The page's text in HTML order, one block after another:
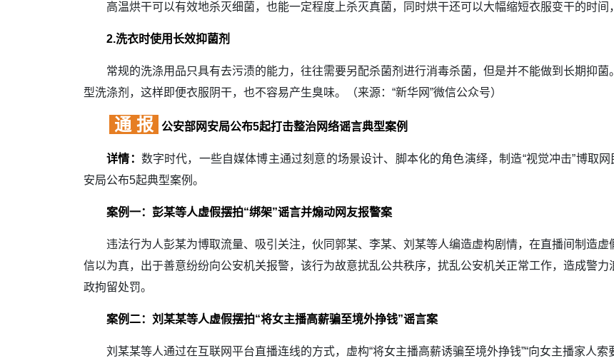
高温烘干可以有效地杀灭细菌，也能一定程度上杀灭真菌，同时烘干还可以大幅缩短衣服变干的时间
2.洗衣时使用长效抑菌剂
常规的洗涤用品只具有去污渍的能力，往往需要另配杀菌剂进行消毒杀菌，但是并不能做到长期抑菌
型洗涤剂，这样即便衣服阴干，也不容易产生臭味。（来源：“新华网”微信公众号）
通 报 公安部网安局公布5起打击整治网络谣言典型案例
详情： 数字时代，一些自媒体博主通过刻意的场景设计、脚本化的角色演绎，制造“视觉冲击”博取
安局公布5起典型案例。
案例一：彭某等人虚假摆拍“绑架”谣言并煽动网友报警案
违法行为人彭某为博取流量、吸引关注，伙同郭某、李某、刘某等人编造虚构剧情，在直播间制造虚
信以为真，出于善意纷纷向公安机关报警，该行为故意扰乱公共秩序，扰乱公安机关正常工作，造成警
政拘留处罚。
案例二：刘某某等人虚假摆拍“将女主播高薪骗至境外挣钱”谣言案
刘某某等人通过在互联网平台直播连线的方式，虚构“将女主播高薪诱骗至境外挣钱”“向女主播家人索